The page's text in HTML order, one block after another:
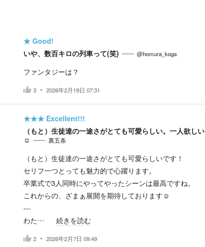
★ Good!
いや、数百キロの列車って(笑)
@homura_koga
ファンタジーは？
3 2026年2月19日 07:31
★★★ Excellent!!!
（もと）生徒達の一途さがとても可愛らしい。一人欲しい
☺️
裏五条
（もと）生徒達の一途さがとても可愛らしいです！
セリフ一つとっても魅力的で心躍ります。
卒業式で3人同時にやってやったシーンは最高ですね。
これからの、ざまぁ展開を期待しております☺️
---
わた…
続きを読む
2 2026年2月7日 09:49